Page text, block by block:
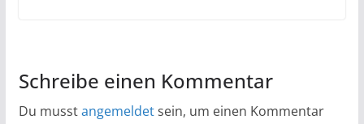
Schreibe einen Kommentar
Du musstangemeldetsein, um einen Kommentar